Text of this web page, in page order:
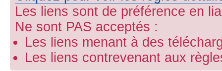
Les liens sont de préférence en
Ne sont PAS acceptés :
Les liens menant à des
Les liens contrevenant aux